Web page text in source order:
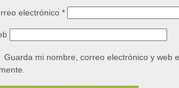
electrónico *
Guarda mi nombre, correo electrónico y web